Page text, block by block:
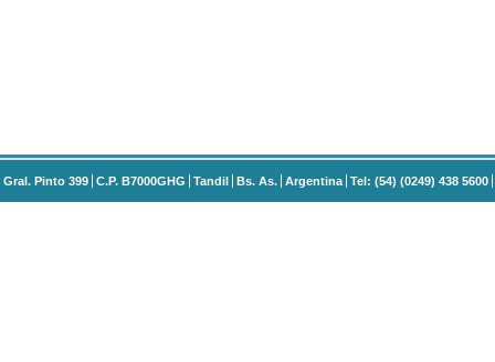
Gral. Pinto 399 C.P. B7000GHG Tandil Bs. As. Argentina Tel: (54) (0249) 438 5600